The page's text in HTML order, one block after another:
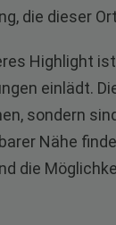
die dieser
Highlight
einlädt.
sondern
Nähe
die